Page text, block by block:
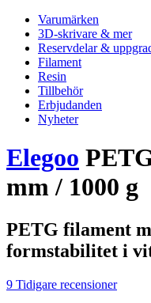
Varumärken
3D-skrivare & mer
Reservdelar &
Filament
Resin
Tillbehör
Erbjudanden
Nyheter
Elegoo
mm / 1000 g
PETG filament
formstabilitet i
9 Tidigare recensioner